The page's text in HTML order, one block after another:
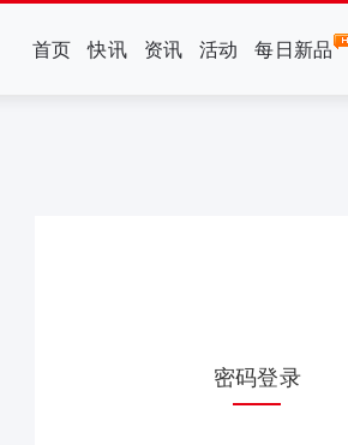
首页 快讯 资讯 活动 每日新品
密码登录